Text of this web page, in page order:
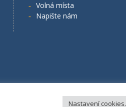
Volná místa
Napište nám
Nastavení cookies.